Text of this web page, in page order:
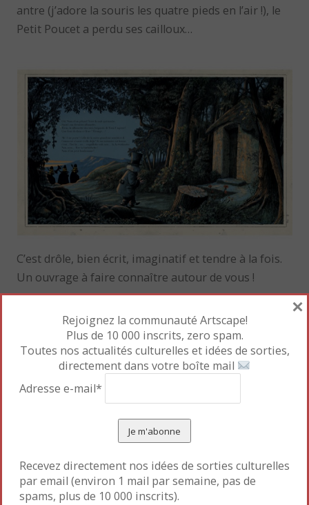
antre (j’adore la souris les quatre pieds en l’air !), le
Petit Poucet a perdu ses cailloux…
C’est drôle, bien écrit, imaginatif et tendre à la fois.
Un ouvrage à faire connaître autour de vous !
Rejoignez la communauté Artscape!
Plus de 10 000 inscrits, zero spam.
Toutes nos actualités culturelles et idées de sorties,
directement dans votre boîte mail
Adresse e-mail*
Recevez directement nos idées de sorties culturelles
par email (environ 1 mail par semaine, pas de
spams, plus de 10 000 inscrits).
×